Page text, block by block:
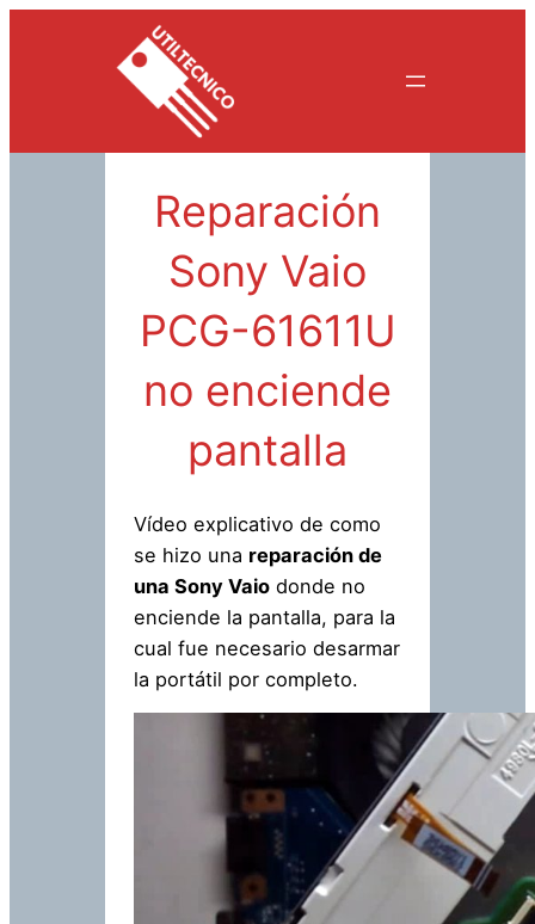
Reparación
Sony Vaio
PCG-61611U
no enciende
pantalla
Vídeo explicativo de como
se hizo una reparación de
una Sony Vaio donde no
enciende la pantalla, para la
cual fue necesario desarmar
la portátil por completo.